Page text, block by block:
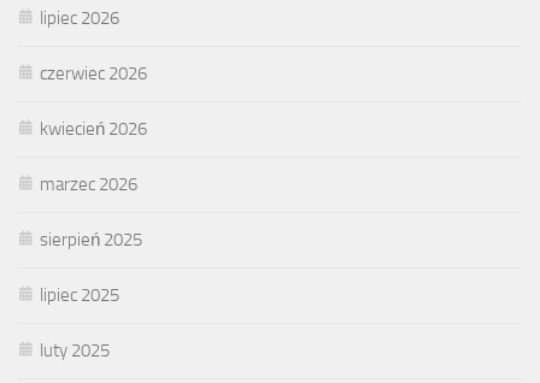
lipiec 2026
czerwiec 2026
kwiecień 2026
marzec 2026
sierpień 2025
lipiec 2025
luty 2025